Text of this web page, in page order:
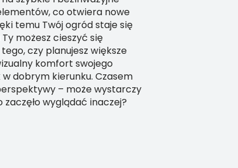
co otwiera nowe
temu Twój ogród staje się
możesz cieszyć się
czy planujesz większe
komfort swojego
dobrym kierunku. Czasem
– może wystarczy
wyglądać inaczej?